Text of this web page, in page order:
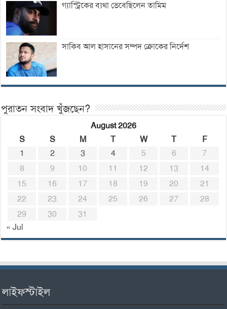
গ্যাস্ট্রিকের ব্যথা ভেবেছিলেন তামিম
সাকিব আল হাসানের সম্পদ ক্রোকের নির্দেশ
পুরাতন সংবাদ খুঁজছেন?
August 2026
S
S M T W T
F
1
2 3 4 5 6
7
8
9 10 11 12 13
14
15
16 17 18 19 20
21
22
23 24 25 26 27
28
29
30
31
« Jul
লাইফস্টাইল